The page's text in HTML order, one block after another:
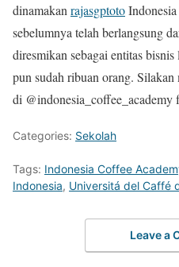
dinamakan rajasgptoto
sebelumnya telah berlangsung
diresmikan sebagai entitas
pun sudah ribuan orang.
di @indonesia_coffee_academy
Categories: Sekolah
Tags: Indonesia Coffee
Indonesia, Universitá del Caffé
Leave a